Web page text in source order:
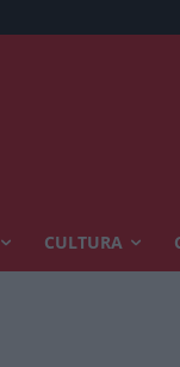
CULTURA